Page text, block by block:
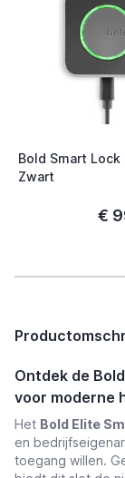
Bold Smart Lock
Zwart
€
Ontdek de
voor moderne
Het Bold Elite
en
toegang willen.